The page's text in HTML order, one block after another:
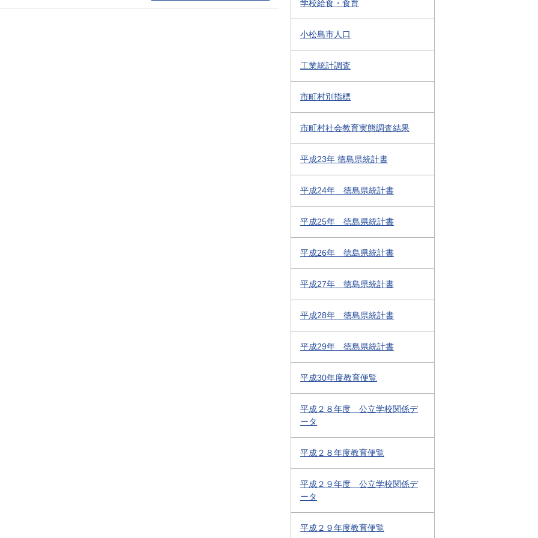
学校給食・食育
小松島市人口
工業統計調査
市町村別指標
市町村社会教育実態調査結果
平成23年 徳島県統計書
平成24年 徳島県統計書
平成25年 徳島県統計書
平成26年 徳島県統計書
平成27年 徳島県統計書
平成28年 徳島県統計書
平成29年 徳島県統計書
平成30年度教育便覧
平成２８年度 公立学校関係デ
ータ
平成２８年度教育便覧
平成２９年度 公立学校関係デ
ータ
平成２９年度教育便覧